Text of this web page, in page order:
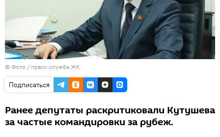
© Фото / пресс-служба ЖК
Подписаться
Ранее депутаты раскритиковали Кутушева
за частые командировки за рубеж.